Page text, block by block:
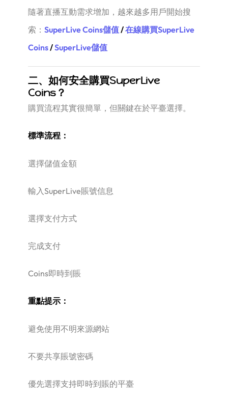
隨著直播互動需求增加，越來越多用戶開始搜
索： SuperLive Coins儲值/在線購買SuperLive
Coins/SuperLive儲值
二、如何安全購買SuperLive
Coins？
購買流程其實很簡單，但關鍵在於平臺選擇。
標準流程：
選擇儲值金額
輸入SuperLive賬號信息
選擇支付方式
完成支付
Coins即時到賬
重點提示：
避免使用不明來源網站
不要共享賬號密碼
優先選擇支持即時到賬的平臺